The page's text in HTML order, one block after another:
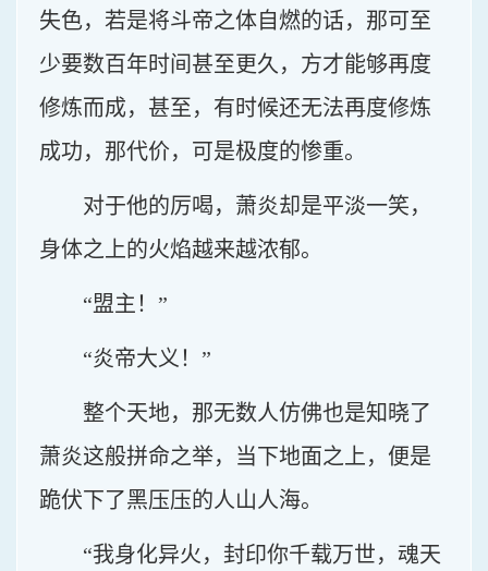
失色，若是将斗帝之体自燃的话，那可至
少要数百年时间甚至更久，方才能够再度
修炼而成，甚至，有时候还无法再度修炼
成功，那代价，可是极度的惨重。
对于他的厉喝，萧炎却是平淡一笑，
身体之上的火焰越来越浓郁。
“盟主！”
“炎帝大义！”
整个天地，那无数人仿佛也是知晓了
萧炎这般拼命之举，当下地面之上，便是
跪伏下了黑压压的人山人海。
“我身化异火，封印你千载万世，魂天